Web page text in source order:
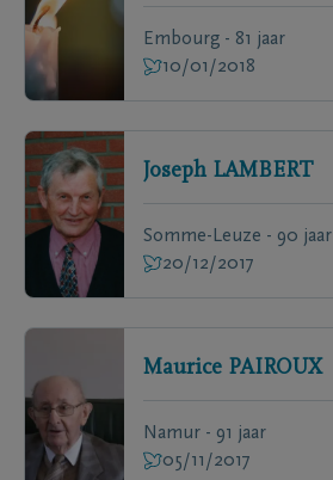
Embourg - 81 jaar
10/01/2018
Joseph LAMBERT
Somme-Leuze - 90 jaar
20/12/2017
Maurice PAIROUX
Namur - 91 jaar
05/11/2017